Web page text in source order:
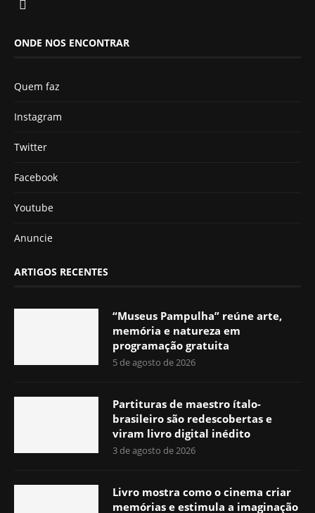
ONDE NOS ENCONTRAR
Quem faz
Instagram
Twitter
Facebook
Youtube
Anuncie
ARTIGOS RECENTES
“Museus Pampulha” reúne arte,
memória e natureza em
programação gratuita
5 de agosto de 2026
Partituras de maestro ítalo-
brasileiro são redescobertas e
viram livro digital inédito
3 de agosto de 2026
Livro mostra como o cinema criar
memórias e estimula a imaginação